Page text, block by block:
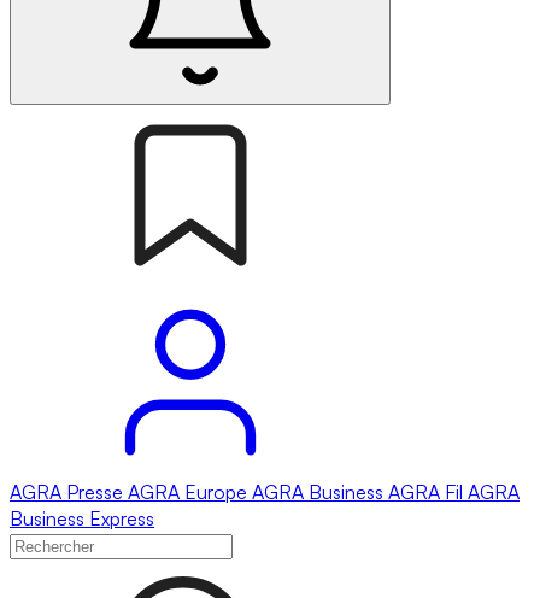
AGRA Presse AGRA Europe AGRA Business AGRA Fil AGRA
Business Express